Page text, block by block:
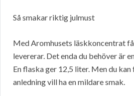
Så smakar riktig julmust
Med Aromhusets läskkoncentrat
levererar. Det enda du behöver är
En flaska ger 12,5 liter. Men du kan
anledning vill ha en mildare smak.